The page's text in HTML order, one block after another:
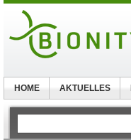
HOME AKTUELLES